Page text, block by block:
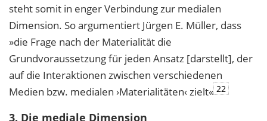
steht somit in enger Verbindung zur medialen
Dimension. So argumentiert Jürgen E. Müller, dass
»die Frage nach der Materialität die
Grundvoraussetzung für jeden Ansatz [darstellt], der
auf die Interaktionen zwischen verschiedenen
Medien bzw. medialen ›Materialitäten‹ zielt« 22
3. Die mediale Dimension